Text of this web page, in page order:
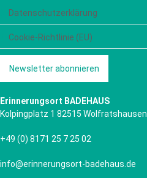
Datenschutzerklärung
Cookie-Richtlinie (EU)
Newsletter abonnieren
Erinnerungsort BADEHAUS
Kolpingplatz 1 82515 Wolfratshausen
+49 (0) 8171 25 7 25 02
info@erinnerungsort-badehaus.de